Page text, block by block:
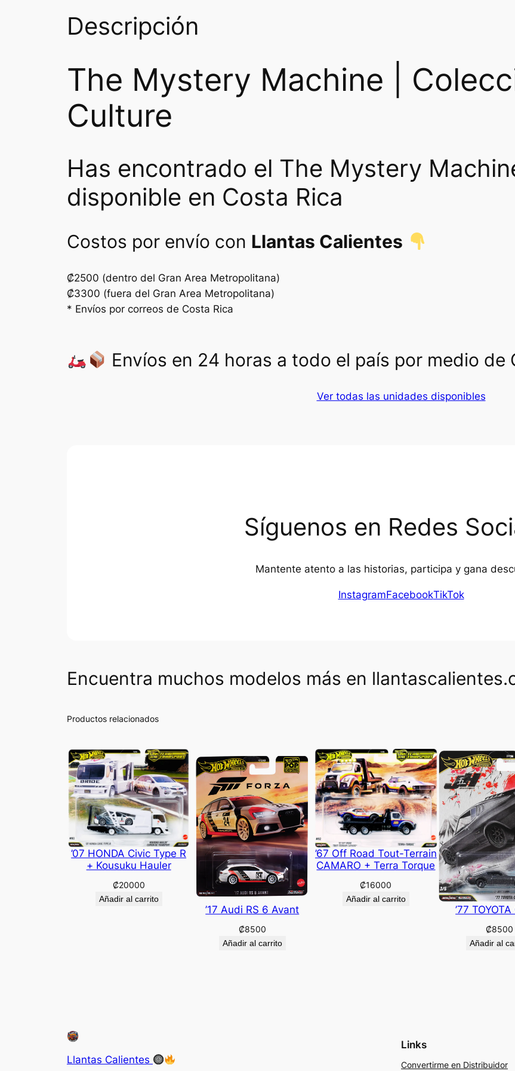
Descripción
The Mystery Machine |
Culture
Has encontrado el The Mystery
disponible en Costa Rica
Costos por envío con Llantas Calientes
₡2500 (dentro del Gran Area Metropolitana)
₡3300 (fuera del Gran Area Metropolitana)
* Envíos por correos de Costa Rica
Envíos en 24 horas a todo el país por medio de
Ver todas las unidades disponibles
Síguenos en Redes
Mantente atento a las historias, participa y gana
InstagramFacebookTikTok
Encuentra muchos modelos más en
Productos relacionados
’07 HONDA Civic Type R
+ Kousuku Hauler
₡20000
Añadir al carrito
’17 Audi RS 6 Avant
₡8500
Añadir al carrito
’67 Off Road Tout-Terrain
CAMARO + Terra Torque
₡16000
Añadir al carrito
’77
₡8500
Añadir al
Llantas Calientes
Links
Convertirme en Distribuidor